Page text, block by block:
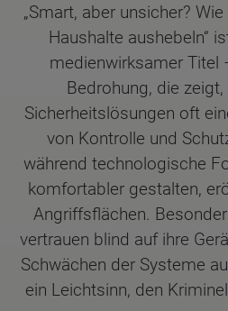
„Smart, aber unsicher?
Haushalte aushebeln“
medienwirksamer Titel
Bedrohung, die
Sicherheitslösungen oft
von Kontrolle und
während technologische
komfortabler gestalten,
Angriffsflächen.
vertrauen blind auf ihre
Schwächen der Systeme
ein Leichtsinn, den